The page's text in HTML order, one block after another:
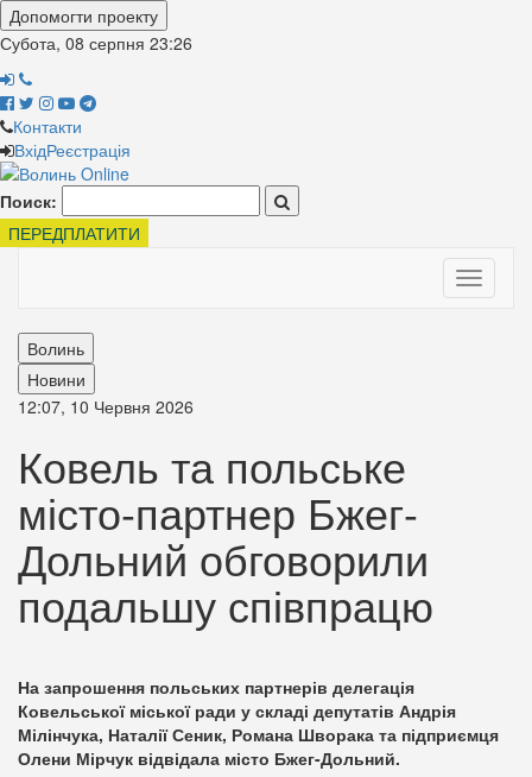
Допомогти проекту
Субота, 08 серпня 23:26
Контакти
ВхідРеєстрація
Поиск:
ПЕРЕДПЛАТИТИ
Toggle
Волинь
Новини
12:07, 10 Червня 2026
Ковель та польське
місто-партнер Бжег-
Дольний обговорили
подальшу співпрацю
На запрошення польських партнерів делегація
Ковельської міської ради у складі депутатів Андрія
Мілінчука, Наталії Сеник, Романа Шворака та підприємця
Олени Мірчук відвідала місто Бжег-Дольний.